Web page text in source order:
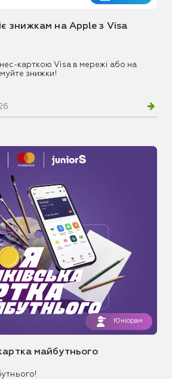
знижкам на Apple з Visa
карткою Visa в мережі або на
знижки!
Юніорам
майбутнього